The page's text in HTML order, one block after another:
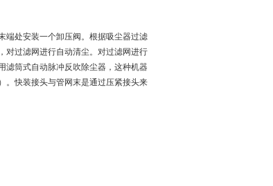
端处安装一个卸压阀。根据吸尘器过滤
对过滤网进行自动清尘。对过滤网进行
滤筒式自动脉冲反吹除尘器，这种机器
。快装接头与管网末是通过压紧接头来